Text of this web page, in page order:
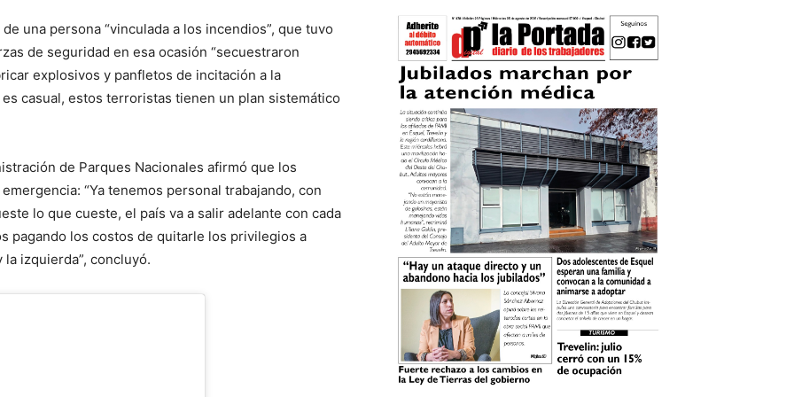
una persona “vinculada a los incendios”, que tuvo
de seguridad en esa ocasión “secuestraron
explosivos y panfletos de incitación a la
casual, estos terroristas tienen un plan sistemático
de Parques Nacionales afirmó que los
“Ya tenemos personal trabajando, con
lo que cueste, el país va a salir adelante con cada
pagando los costos de quitarle los privilegios a
izquierda”, concluyó.